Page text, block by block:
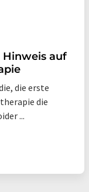
auf
die erste
die
...